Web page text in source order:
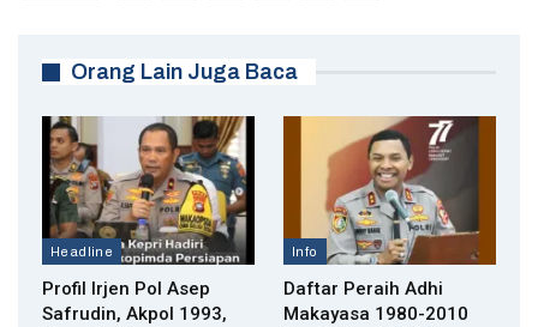
Orang Lain Juga Baca
Headline
Profil Irjen Pol Asep
Safrudin, Akpol 1993,
Info
Daftar Peraih Adhi
Makayasa 1980-2010